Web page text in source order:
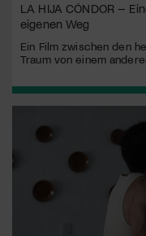
LA HIJA CÓNDOR –
eigenen Weg
Ein Film zwischen den
Traum von einem